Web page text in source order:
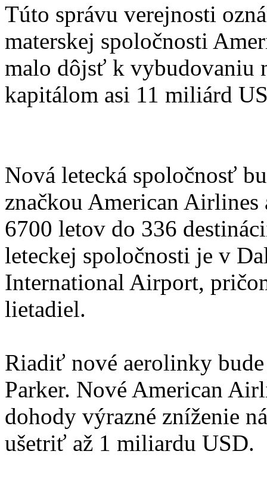
Túto správu verejnosti
materskej spoločnosti
malo dôjsť k vybudovaniu
kapitálom asi 11 miliárd
Nová letecká spoločnosť
značkou American Airlines
6700 letov do 336
leteckej spoločnosti je v
International Airport,
lietadiel.
Riadiť nové aerolinky
Parker. Nové American
dohody výrazné zníženie
ušetriť až 1 miliardu USD.